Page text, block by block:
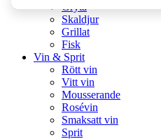
Gryta
Skaldjur
Grillat
Fisk
Vin & Sprit
Rött vin
Vitt vin
Mousserande
Rosévin
Smaksatt vin
Sprit